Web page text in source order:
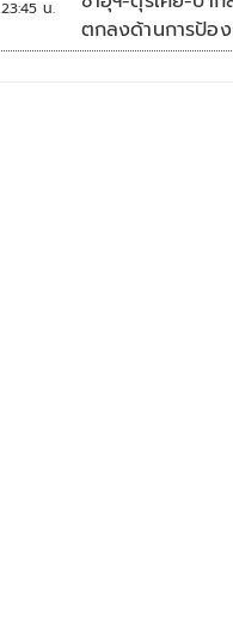
23:45 น.
ตกลงด้านการป้อ
สงครามในภูมิภาค